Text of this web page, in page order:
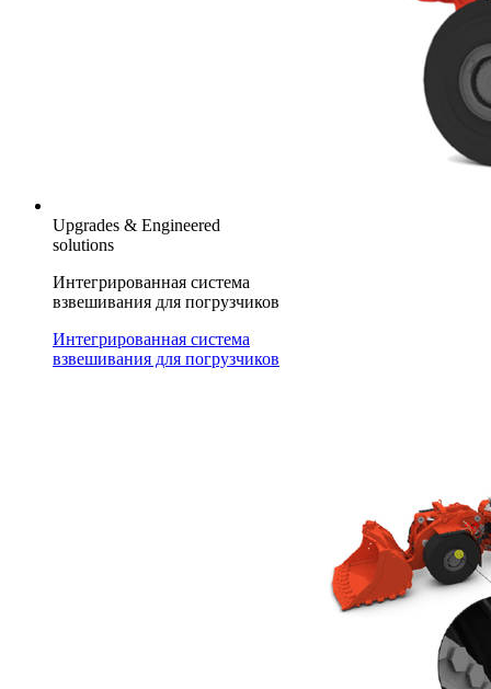
Upgrades & Engineered
solutions
Интегрированная система
взвешивания для погрузчиков
Интегрированная система
взвешивания для погрузчиков